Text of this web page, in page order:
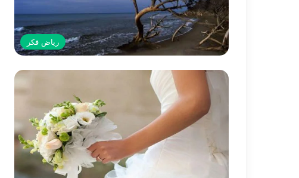
رياض فكر